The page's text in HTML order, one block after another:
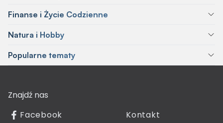
Finanse i Życie Codzienne
Natura i Hobby
Popularne tematy
Znajdź nas
Facebook
Kontakt